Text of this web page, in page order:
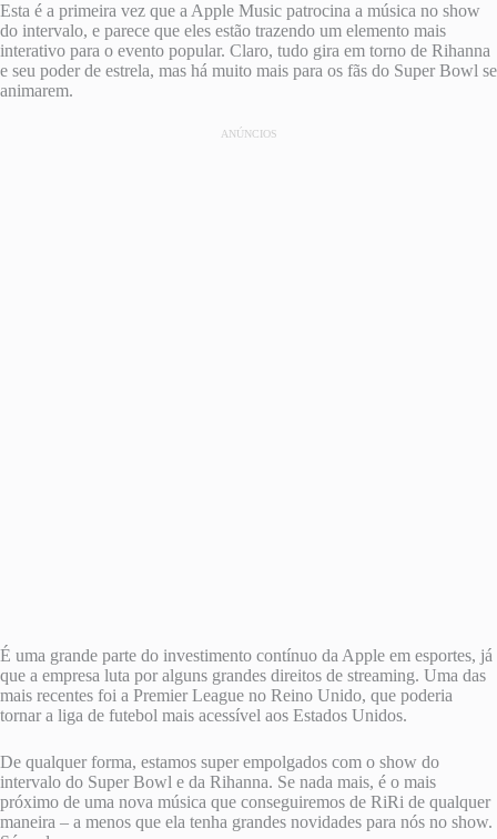
Esta é a primeira vez que a Apple Music patrocina a música no show
do intervalo, e parece que eles estão trazendo um elemento mais
interativo para o evento popular. Claro, tudo gira em torno de Rihanna
e seu poder de estrela, mas há muito mais para os fãs do Super Bowl se
animarem.
ANÚNCIOS
É uma grande parte do investimento contínuo da Apple em esportes, já
que a empresa luta por alguns grandes direitos de streaming. Uma das
mais recentes foi a Premier League no Reino Unido, que poderia
tornar a liga de futebol mais acessível aos Estados Unidos.
De qualquer forma, estamos super empolgados com o show do
intervalo do Super Bowl e da Rihanna. Se nada mais, é o mais
próximo de uma nova música que conseguiremos de RiRi de qualquer
maneira – a menos que ela tenha grandes novidades para nós no show.